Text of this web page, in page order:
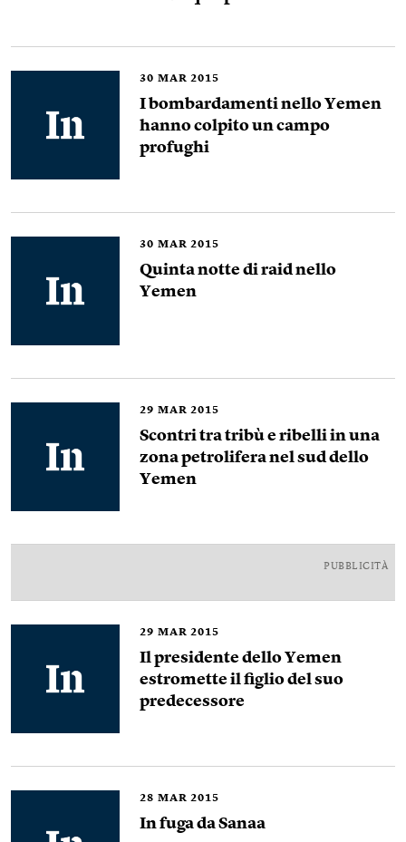
30 MAR 2015
I bombardamenti nello Yemen
hanno colpito un campo
profughi
30 MAR 2015
Quinta notte di raid nello
Yemen
29 MAR 2015
Scontri tra tribù e ribelli in una
zona petrolifera nel sud dello
Yemen
PUBBLICITÀ
29 MAR 2015
Il presidente dello Yemen
estromette il figlio del suo
predecessore
28 MAR 2015
In fuga da Sanaa